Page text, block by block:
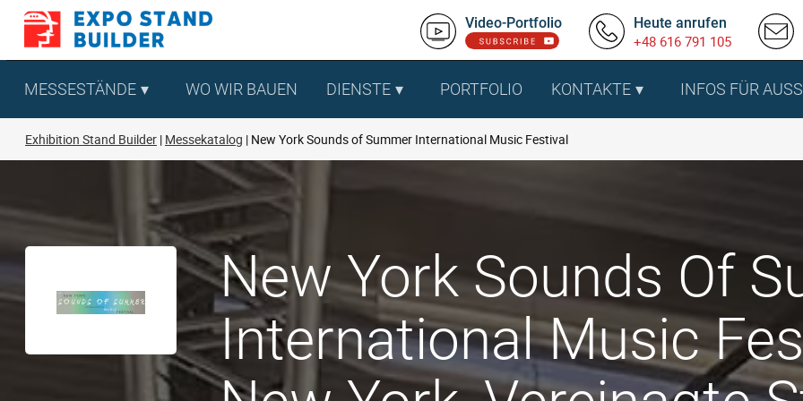
Zum
springen
Video-Portfolio Heute anrufen
+48 616 791 105
MESSESTÄNDE WO WIR BAUEN DIENSTE PORTFOLIO KONTAKTE INFOS FÜR
Exhibition Stand Builder Messekatalog New York Sounds of Summer International Music Festival
New York Sounds Of
International Music